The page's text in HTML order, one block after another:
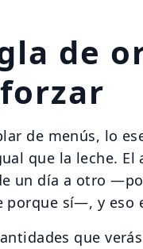
de
de menús, lo
que la leche.
un día a otro
porque sí—, y eso
que